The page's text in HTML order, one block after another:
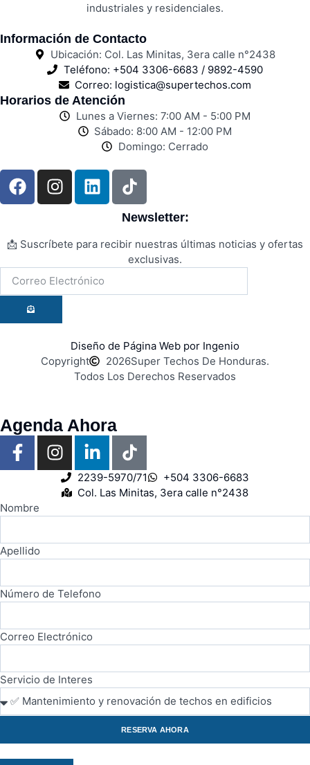
industriales y residenciales.
Información de Contacto
Ubicación: Col. Las Minitas, 3era calle n°2438
Teléfono: +504 3306-6683 / 9892-4590
Correo: logistica@supertechos.com
Horarios de Atención
Lunes a Viernes: 7:00 AM - 5:00 PM
Sábado: 8:00 AM - 12:00 PM
Domingo: Cerrado
Newsletter:
📩 Suscríbete para recibir nuestras últimas noticias y ofertas
exclusivas.
Diseño de Página Web por Ingenio
Copyright
2026Super Techos De Honduras.
Todos Los Derechos Reservados
Agenda Ahora
2239-5970/71
+504 3306-6683
Col. Las Minitas, 3era calle n°2438
Nombre
Apellido
Número de Telefono
Correo Electrónico
Servicio de Interes
RESERVA AHORA